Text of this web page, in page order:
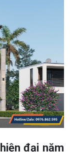
đại năm